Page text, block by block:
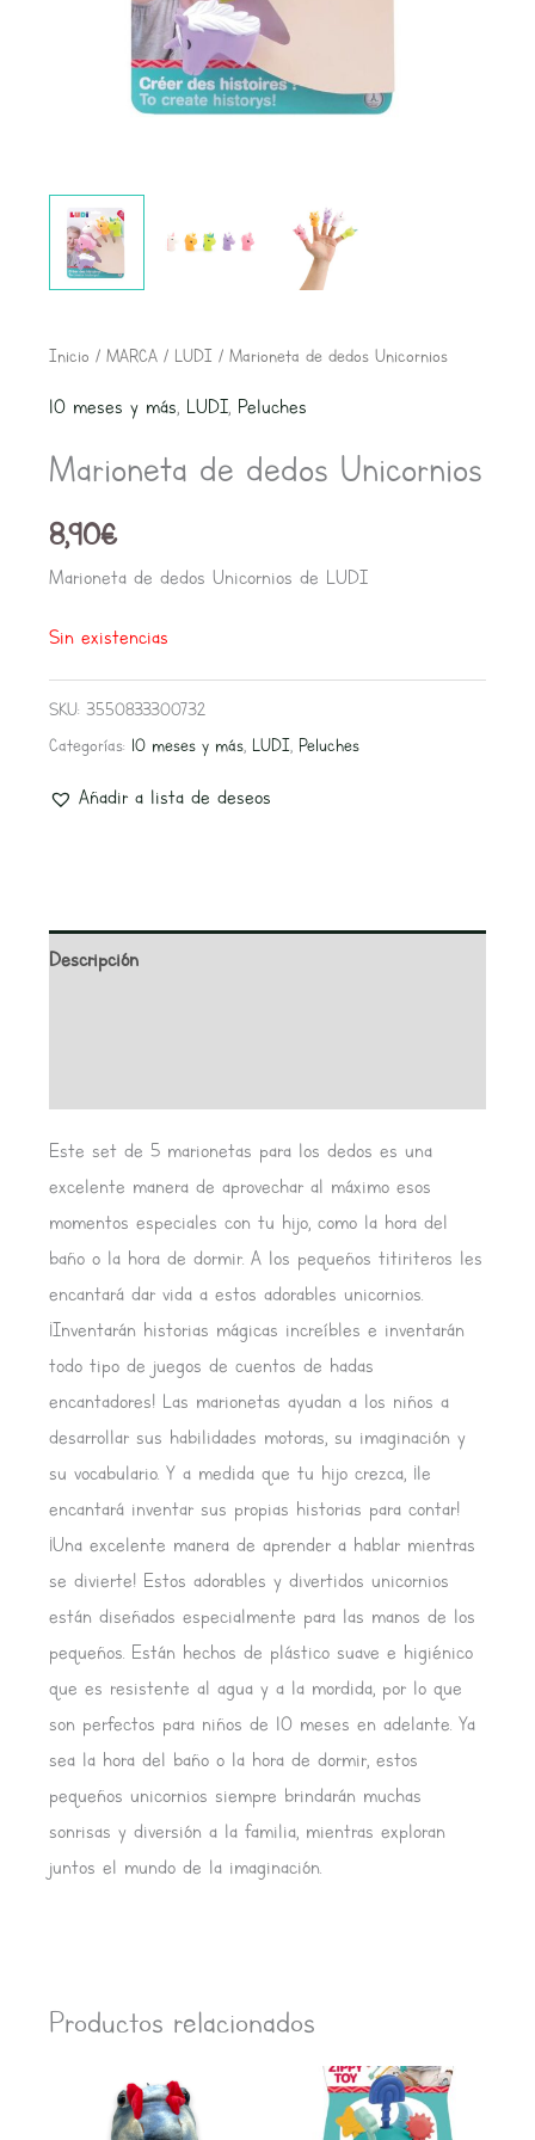
Inicio / MARCA/ LUDI / Marioneta de dedos Unicornios
10 meses y más, LUDI, Peluches
Marioneta de dedos Unicornios
8,90€
Marioneta de dedos Unicornios de LUDI
Sin existencias
SKU: 3550833300732
Categorías: 10 meses y más, LUDI, Peluches
Añadir a lista de deseos
Descripción
Este set de 5 marionetas para los dedos es una
excelente manera de aprovechar al máximo esos
momentos especiales con tu hijo, como la hora del
baño o la hora de dormir. A los pequeños titiriteros les
encantará dar vida a estos adorables unicornios.
¡Inventarán historias mágicas increíbles e inventarán
todo tipo de juegos de cuentos de hadas
encantadores! Las marionetas ayudan a los niños a
desarrollar sus habilidades motoras, su imaginación y
su vocabulario. Y a medida que tu hijo crezca, ¡le
encantará inventar sus propias historias para contar!
¡Una excelente manera de aprender a hablar mientras
se divierte! Estos adorables y divertidos unicornios
están diseñados especialmente para las manos de los
pequeños. Están hechos de plástico suave e higiénico
que es resistente al agua y a la mordida, por lo que
son perfectos para niños de 10 meses en adelante. Ya
sea la hora del baño o la hora de dormir, estos
pequeños unicornios siempre brindarán muchas
sonrisas y diversión a la familia, mientras exploran
juntos el mundo de la imaginación.
Productos relacionados